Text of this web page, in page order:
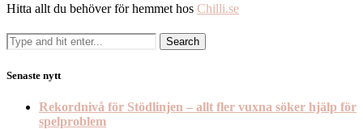
Hitta allt du behöver för hemmet hos Chilli.se
Senaste nytt
Rekordnivå för Stödlinjen – allt fler vuxna söker hjälp för
spelproblem